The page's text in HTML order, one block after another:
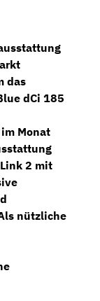
das
dCi 185
im Monat
2 mit
nützliche